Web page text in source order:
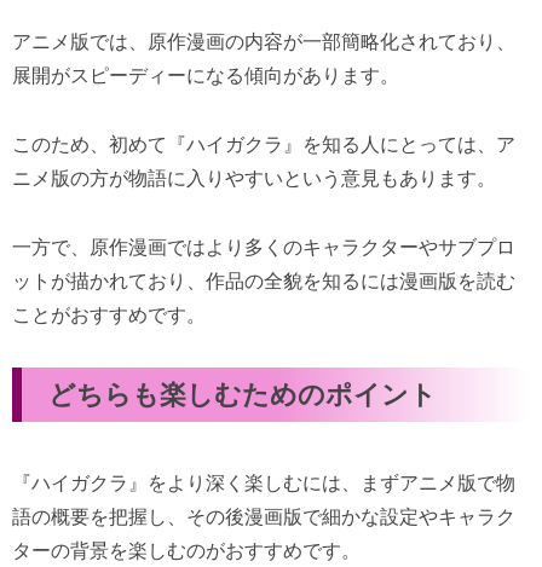
アニメ版では、原作漫画の内容が一部簡略化されており、
展開がスピーディーになる傾向があります。
このため、初めて『ハイガクラ』を知る人にとっては、ア
ニメ版の方が物語に入りやすいという意見もあります。
一方で、原作漫画ではより多くのキャラクターやサブプロ
ットが描かれており、作品の全貌を知るには漫画版を読む
ことがおすすめです。
どちらも楽しむためのポイント
『ハイガクラ』をより深く楽しむには、まずアニメ版で物
語の概要を把握し、その後漫画版で細かな設定やキャラク
ターの背景を楽しむのがおすすめです。